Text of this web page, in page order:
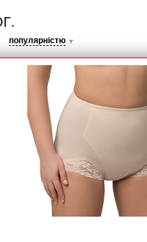
популярністю ▼